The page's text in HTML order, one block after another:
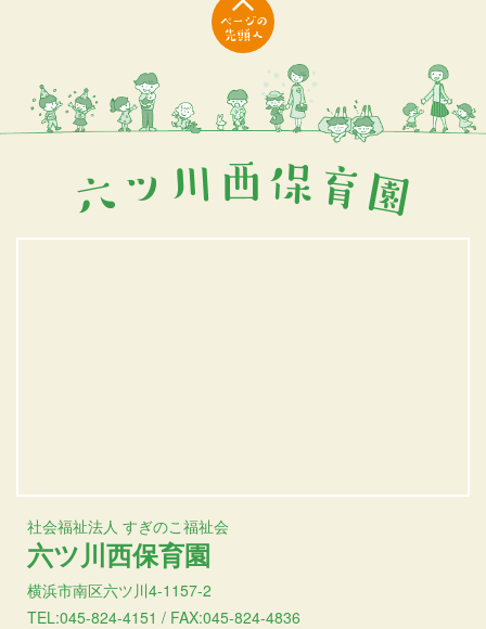
社会福祉法人 すぎのこ福祉会
六ツ川西保育園
横浜市南区六ツ川4-1157-2
TEL:045-824-4151 / FAX:045-824-4836